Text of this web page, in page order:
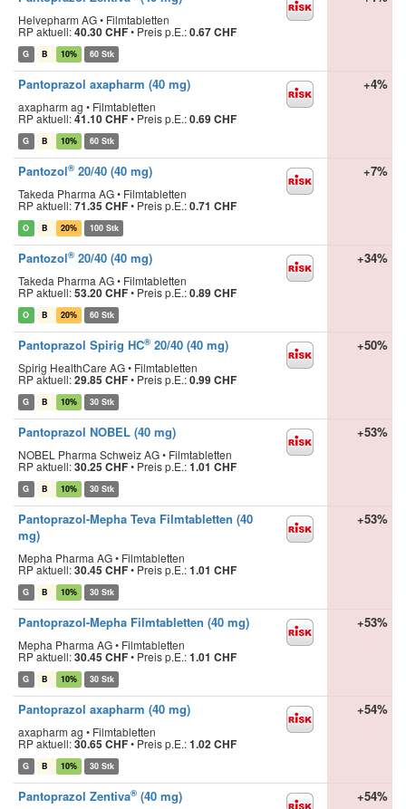
Helvepharm AG • Filmtabletten
RP aktuell:40.30 CHF• Preis p.E.:0.67 CHF
G B 10% 60 Stk
Pantoprazol axapharm (40 mg)
axapharm ag • Filmtabletten
RP aktuell:41.10 CHF• Preis p.E.:0.69 CHF
G B 10% 60 Stk
+4%
Pantozol® 20/40 (40 mg)
Takeda Pharma AG • Filmtabletten
RP aktuell:71.35 CHF• Preis p.E.:0.71 CHF
O B 20% 100 Stk
+7%
Pantozol® 20/40 (40 mg)
Takeda Pharma AG • Filmtabletten
RP aktuell:53.20 CHF• Preis p.E.:0.89 CHF
O B 20% 60 Stk
+34%
Pantoprazol Spirig HC® 20/40 (40 mg)
Spirig HealthCare AG • Filmtabletten
RP aktuell:29.85 CHF• Preis p.E.:0.99 CHF
G B 10% 30 Stk
+50%
Pantoprazol NOBEL (40 mg)
NOBEL Pharma Schweiz AG • Filmtabletten
RP aktuell:30.25 CHF• Preis p.E.:1.01 CHF
G B 10% 30 Stk
+53%
Pantoprazol-Mepha Teva Filmtabletten (40
mg)
Mepha Pharma AG • Filmtabletten
RP aktuell:30.45 CHF• Preis p.E.:1.01 CHF
G B 10% 30 Stk
+53%
Pantoprazol-Mepha Filmtabletten (40 mg)
Mepha Pharma AG • Filmtabletten
RP aktuell:30.45 CHF• Preis p.E.:1.01 CHF
G B 10% 30 Stk
+53%
Pantoprazol axapharm (40 mg)
axapharm ag • Filmtabletten
RP aktuell:30.65 CHF• Preis p.E.:1.02 CHF
G B 10% 30 Stk
+54%
Pantoprazol Zentiva® (40 mg) +54%